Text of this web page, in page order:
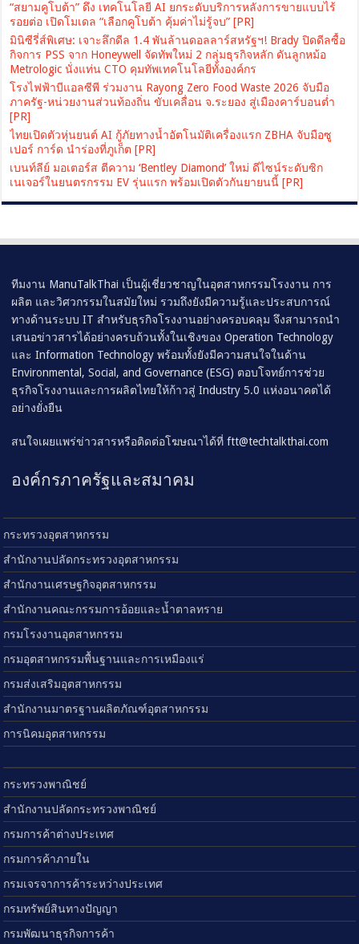
“สยามคูโบต้า” ดึง เทคโนโลยี AI ยกระดับบริการหลังการขายแบบไร้
รอยต่อ เปิดโมเดล “เลือกคูโบต้า คุ้มค่าไม่รู้จบ” [PR]
มินิซีรี่ส์พิเศษ: เจาะลึกดีล 1.4 พันล้านดอลลาร์สหรัฐฯ! Brady ปิดดีลซื้อ
กิจการ PSS จาก Honeywell จัดทัพใหม่ 2 กลุ่มธุรกิจหลัก ดันลูกหม้อ
Metrologic นั่งแท่น CTO คุมทัพเทคโนโลยีทั้งองค์กร
โรงไฟฟ้าบีแอลซีพี ร่วมงาน Rayong Zero Food Waste 2026 จับมือ
ภาครัฐ-หน่วยงานส่วนท้องถิ่น ขับเคลื่อน จ.ระยอง สู่เมืองคาร์บอนต่ำ
[PR]
ไทยเปิดตัวหุ่นยนต์ AI กู้ภัยทางน้ำอัตโนมัติเครื่องแรก ZBHA จับมือซู
เปอร์ การ์ด นำร่องที่ภูเก็ต [PR]
เบนท์ลีย์ มอเตอร์ส ตีความ ‘Bentley Diamond’ ใหม่ ดีไซน์ระดับซิก
เนเจอร์ในยนตรกรรม EV รุ่นแรก พร้อมเปิดตัวกันยายนนี้ [PR]
ทีมงาน ManuTalkThai เป็นผู้เชี่ยวชาญในอุตสาหกรรมโรงงาน การ
ผลิต และวิศวกรรมในสมัยใหม่ รวมถึงยังมีความรู้และประสบการณ์
ทางด้านระบบ IT สำหรับธุรกิจโรงงานอย่างครอบคลุม จึงสามารถนำ
เสนอข่าวสารได้อย่างครบถ้วนทั้งในเชิงของ Operation Technology
และ Information Technology พร้อมทั้งยังมีความสนใจในด้าน
Environmental, Social, and Governance (ESG) ตอบโจทย์การช่วย
ธุรกิจโรงงานและการผลิตไทยให้ก้าวสู่ Industry 5.0 แห่งอนาคตได้
อย่างยั่งยืน
สนใจเผยแพร่ข่าวสารหรือติดต่อโฆษณาได้ที่ftt@techtalkthai.com
องค์กรภาครัฐและสมาคม
กระทรวงอุตสาหกรรม
สำนักงานปลัดกระทรวงอุตสาหกรรม
สำนักงานเศรษฐกิจอุตสาหกรรม
สำนักงานคณะกรรมการอ้อยและน้ำตาลทราย
กรมโรงงานอุตสาหกรรม
กรมอุตสาหกรรมพื้นฐานและการเหมืองแร่
กรมส่งเสริมอุตสาหกรรม
สำนักงานมาตรฐานผลิตภัณฑ์อุตสาหกรรม
การนิคมอุตสาหกรรม
กระทรวงพาณิชย์
สำนักงานปลัดกระทรวงพาณิชย์
กรมการค้าต่างประเทศ
กรมการค้าภายใน
กรมเจรจาการค้าระหว่างประเทศ
กรมทรัพย์สินทางปัญญา
กรมพัฒนาธุรกิจการค้า